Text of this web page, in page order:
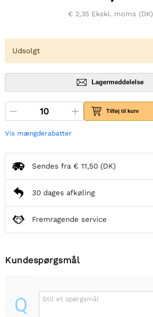
€ 2,35Ekskl. moms (DK)
Udsolgt
Lagermeddelelse
Tilføj til kurv
Vis mængderabatter
Sendes fra € 11,50 (DK)
30 dages afkøling
Fremragende service
Kundespørgsmål
Q Stil et spørgsmål